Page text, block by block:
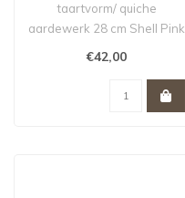
voor 42,- *
taartvorm/ quiche
aardewerk 28 cm Shell Pink
actie van 55,- voor 42,- *De
€42,00